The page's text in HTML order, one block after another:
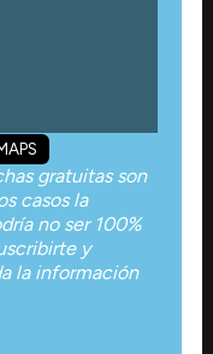
gratuitas son
casos la
no ser 100%
y
la información